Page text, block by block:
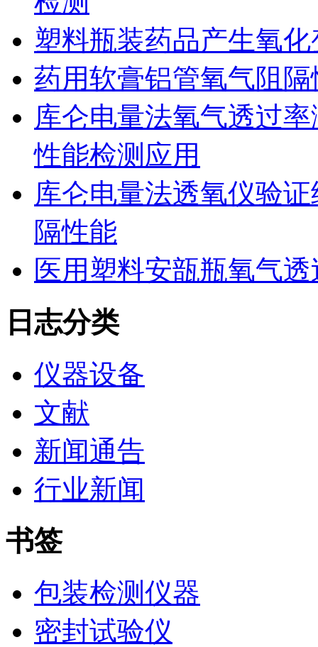
塑料瓶装药品产生氧
药用软膏铝管氧气阻
库仑电量法氧气透过
性能检测应用
库仑电量法透氧仪验
隔性能
医用塑料安瓿瓶氧气
日志分类
仪器设备
文献
新闻通告
行业新闻
书签
包装检测仪器
密封试验仪